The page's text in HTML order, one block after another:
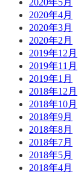
2020年5月
2020年4月
2020年3月
2020年2月
2019年12月
2019年11月
2019年1月
2018年12月
2018年10月
2018年9月
2018年8月
2018年7月
2018年5月
2018年4月